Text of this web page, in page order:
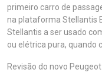
primeiro carro de
na plataforma Stellantis
Stellantis a ser usado
ou elétrica pura, quando
Revisão do novo Peugeot